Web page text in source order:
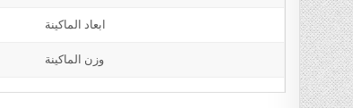
ابعاد الماكينة
وزن الماكينة